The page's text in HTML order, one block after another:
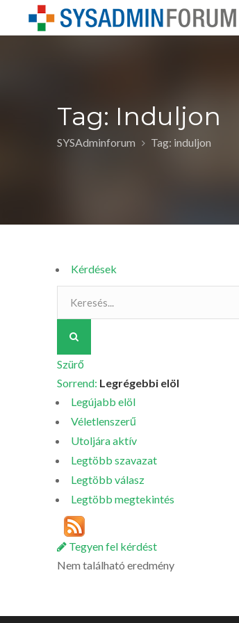
Tag: Induljon
SYSAdminforum Tag: induljon
Kérdések
Szürő
Sorrend: Legrégebbi elöl
Legújabb elöl
Véletlenszerű
Utoljára aktív
Legtöbb szavazat
Legtöbb válasz
Legtöbb megtekintés
Tegyen fel kérdést
Nem található eredmény